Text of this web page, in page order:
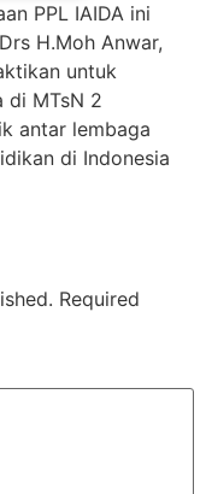
PPL IAIDA ini
H.Moh Anwar,
untuk
di MTsN 2
antar lembaga
di Indonesia
Required